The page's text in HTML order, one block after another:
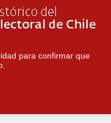
para confirmar que